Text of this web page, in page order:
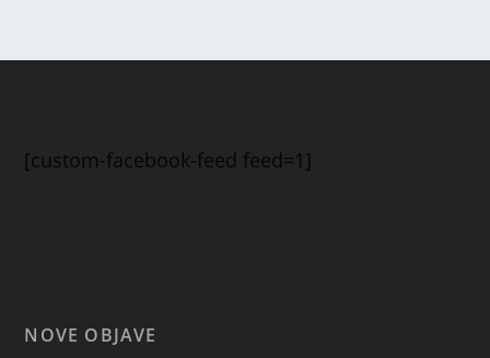
[custom-facebook-feed feed=1]
NOVE OBJAVE